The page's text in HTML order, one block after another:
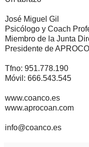
José Miguel Gil
Psicólogo y Coach
Miembro de la Junta
Presidente de
Tfno: 951.778.190
Móvil: 666.543.545
www.coanco.es
www.aprocoan.com
info@coanco.es